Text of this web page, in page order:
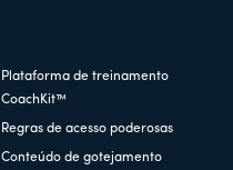
Plataforma de treinamento
CoachKit™
Regras de acesso poderosas
Conteúdo de gotejamento